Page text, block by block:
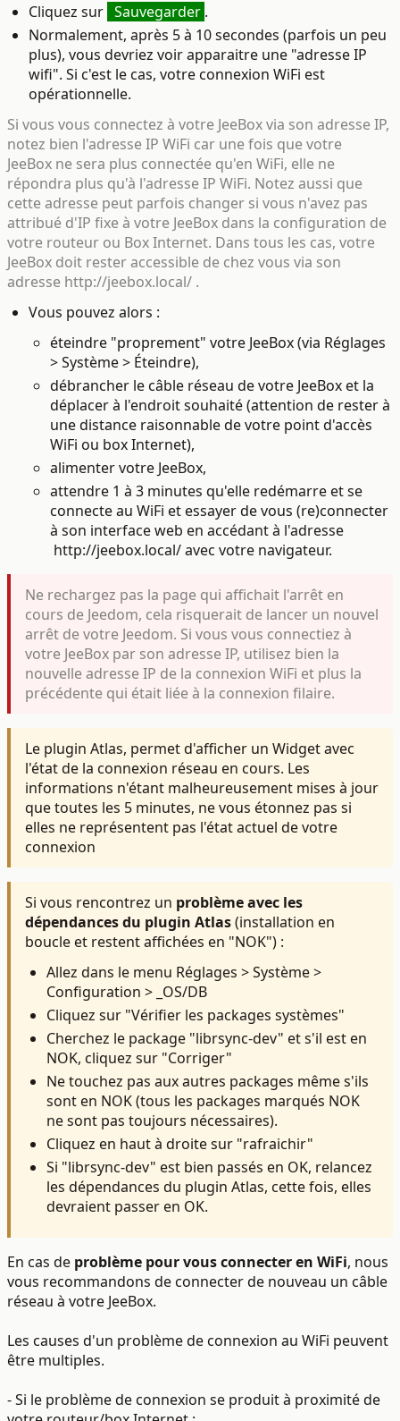
Cliquez sur Sauvegarder .
Normalement, après 5 à 10 secondes (parfois un peu
plus), vous devriez voir apparaitre une "adresse IP
wifi". Si c'est le cas, votre connexion WiFi est
opérationnelle.
Si vous vous connectez à votre JeeBox via son adresse IP,
notez bien l'adresse IP WiFi car une fois que votre
JeeBox ne sera plus connectée qu'en WiFi, elle ne
répondra plus qu'à l'adresse IP WiFi. Notez aussi que
cette adresse peut parfois changer si vous n'avez pas
attribué d'IP fixe à votre JeeBox dans la configuration de
votre routeur ou Box Internet. Dans tous les cas, votre
JeeBox doit rester accessible de chez vous via son
adresse http://jeebox.local/ .
Vous pouvez alors :
éteindre "proprement" votre JeeBox (via Réglages
> Système > Éteindre),
débrancher le câble réseau de votre JeeBox et la
déplacer à l'endroit souhaité (attention de rester à
une distance raisonnable de votre point d'accès
WiFi ou box Internet),
alimenter votre JeeBox,
attendre 1 à 3 minutes qu'elle redémarre et se
connecte au WiFi et essayer de vous (re)connecter
à son interface web en accédant à l'adresse
http://jeebox.local/ avec votre navigateur.
Ne rechargez pas la page qui affichait l'arrêt en
cours de Jeedom, cela risquerait de lancer un nouvel
arrêt de votre Jeedom. Si vous vous connectiez à
votre JeeBox par son adresse IP, utilisez bien la
nouvelle adresse IP de la connexion WiFi et plus la
précédente qui était liée à la connexion filaire.
Le plugin Atlas, permet d'afficher un Widget avec
l'état de la connexion réseau en cours. Les
informations n'étant malheureusement mises à jour
que toutes les 5 minutes, ne vous étonnez pas si
elles ne représentent pas l'état actuel de votre
connexion
Si vous rencontrez un problème avec les
dépendances du plugin Atlas(installation en
boucle et restent affichées en "NOK") :
Allez dans le menu Réglages > Système >
Configuration > _OS/DB
Cliquez sur "Vérifier les packages systèmes"
Cherchez le package "librsync-dev" et s'il est en
NOK, cliquez sur "Corriger"
Ne touchez pas aux autres packages même s'ils
sont en NOK (tous les packages marqués NOK
ne sont pas toujours nécessaires).
Cliquez en haut à droite sur "rafraichir"
Si "librsync-dev" est bien passés en OK, relancez
les dépendances du plugin Atlas, cette fois, elles
devraient passer en OK.
En cas de problème pour vous connecter en WiFi, nous
vous recommandons de connecter de nouveau un câble
réseau à votre JeeBox.
Les causes d'un problème de connexion au WiFi peuvent
être multiples.
- Si le problème de connexion se produit à proximité de